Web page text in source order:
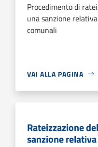
Procedimento di
una sanzione
comunali
VAI ALLA PAGINA
Rateizzazione
sanzione